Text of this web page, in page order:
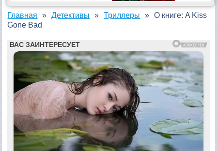
Главная Детективы Триллеры
О книге: A Kiss
Gone Bad